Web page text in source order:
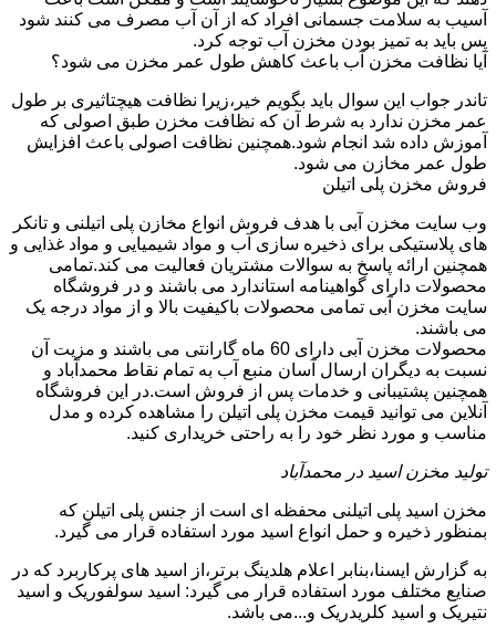
آسیب به سلامت جسمانی افراد که از آن آب مصرف می کنند شود
پس باید به تمیز بودن مخزن آب توجه کرد.
آیا نظافت مخزن آب باعث کاهش طول عمر مخزن می شود؟
تاندر جواب این سوال باید بگویم خیر،زیرا نظافت هیچتاثیری بر طول
عمر مخزن ندارد به شرط آن که نظافت مخزن طبق اصولی که
آموزش داده شد انجام شود.همچنین نظافت اصولی باعث افزایش
طول عمر مخازن می شود.
فروش مخزن پلی اتیلن
وب سایت مخزن آبی با هدف فروش انواع مخازن پلی اتیلنی و تانکر
های پلاستیکی برای ذخیره سازی آب و مواد شیمیایی و مواد غذایی و
همچنین ارائه پاسخ به سوالات مشتریان فعالیت می کند.تمامی
محصولات دارای گواهینامه استاندارد می باشند و در فروشگاه
سایت مخزن آبی تمامی محصولات باکیفیت بالا و از مواد درجه یک
می باشند.
محصولات مخزن آبی دارای 60 ماه گارانتی می باشند و مزیت آن
نسبت به دیگران ارسال آسان منبع آب به تمام نقاط محمدآباد و
همچنین پشتیبانی و خدمات پس از فروش است.در این فروشگاه
آنلاین می توانید قیمت مخزن پلی اتیلن را مشاهده کرده و مدل
مناسب و مورد نظر خود را به راحتی خریداری کنید.
تولید مخزن اسید در محمدآباد
مخزن اسید پلی اتیلنی محفظه ای است از جنس پلی اتیلن که
بمنظور ذخیره و حمل انواع اسید مورد استفاده قرار می گیرد.
به گزارش ایسنا،بنابر اعلام هلدینگ برتر،از اسید های پرکاربرد که در
صنایع مختلف مورد استفاده قرار می گیرد: اسید سولفوریک و اسید
نتیریک و اسید کلریدریک و...می باشد.